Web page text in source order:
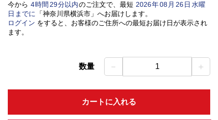
今から 4時間 29分以内のご注文で、最短 2026年08 月 26日水曜
日 までに 「神奈川県横浜市」 へお届けします。
ログイン をすると、お客様のご住所への最短お届け日が表示され
ます。
数量 － 1 ＋
カートに入れる